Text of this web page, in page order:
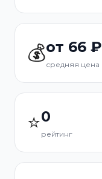
💰от 66 ₽
средняя цена
⭐0
рейтинг